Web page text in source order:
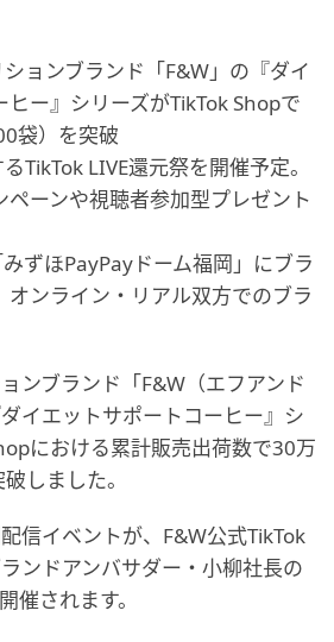
ョンブランド「F&W」の『ダイ
ー』シリーズがTikTok Shopで
袋）を突破
TikTok LIVE還元祭を開催予定。
ペーンや視聴者参加型プレゼント
ずほPayPayドーム福岡」にブラ
オンライン・リアル双方でのブラ
ンブランド「F&W（エフアンド
イエットサポートコーヒー』シ
における累計販売出荷数で30万
しました。
信イベントが、F&W公式TikTok
ンドアンバサダー・小柳社長の
催されます。